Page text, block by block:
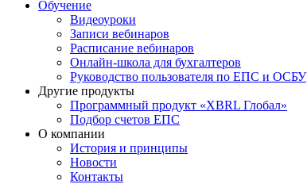
Обучение
Видеоуроки
Записи вебинаров
Расписание вебинаров
Онлайн-школа для бухгалтеров
Руководство пользователя по ЕПС и ОСБУ
Другие продукты
Программный продукт «XBRL Глобал»
Подбор счетов ЕПС
О компании
История и принципы
Новости
Контакты